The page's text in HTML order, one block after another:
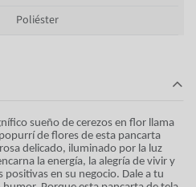
Poliéster
sueño de cerezos en flor llama
de flores de esta pancarta
delicado, iluminado por la luz
la energía, la alegría de vivir y
positivas en su negocio. Dale a tu